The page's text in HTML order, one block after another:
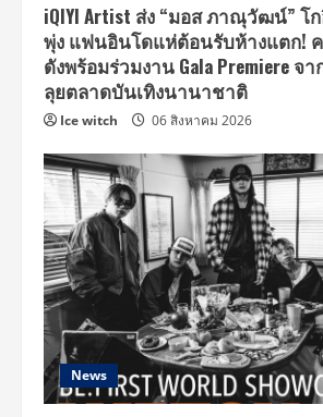
iQIYI Artist ส่ง “มอส ภาณุวัฒน์” โ
พุ่ง แฟนอินโดแห่ต้อนรับห้างแตก!
ดังพร้อมร่วมงาน Gala Premiere จ
ลุยตลาดบันเทิงนานาชาติ
Ice witch 06 สิงหาคม 2026
News